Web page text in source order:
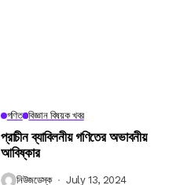
গণিত বিজ্ঞান বিষয়ক খবর
প্রাচীন ব্যাবিলনীয় গণিতের অভাবনীয়
আবিষ্কার
নিউজডেস্ক July 13, 2024